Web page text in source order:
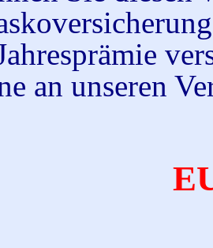
an unseren